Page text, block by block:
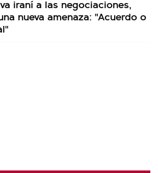
iraní a las negociaciones,
nueva amenaza: "Acuerdo o